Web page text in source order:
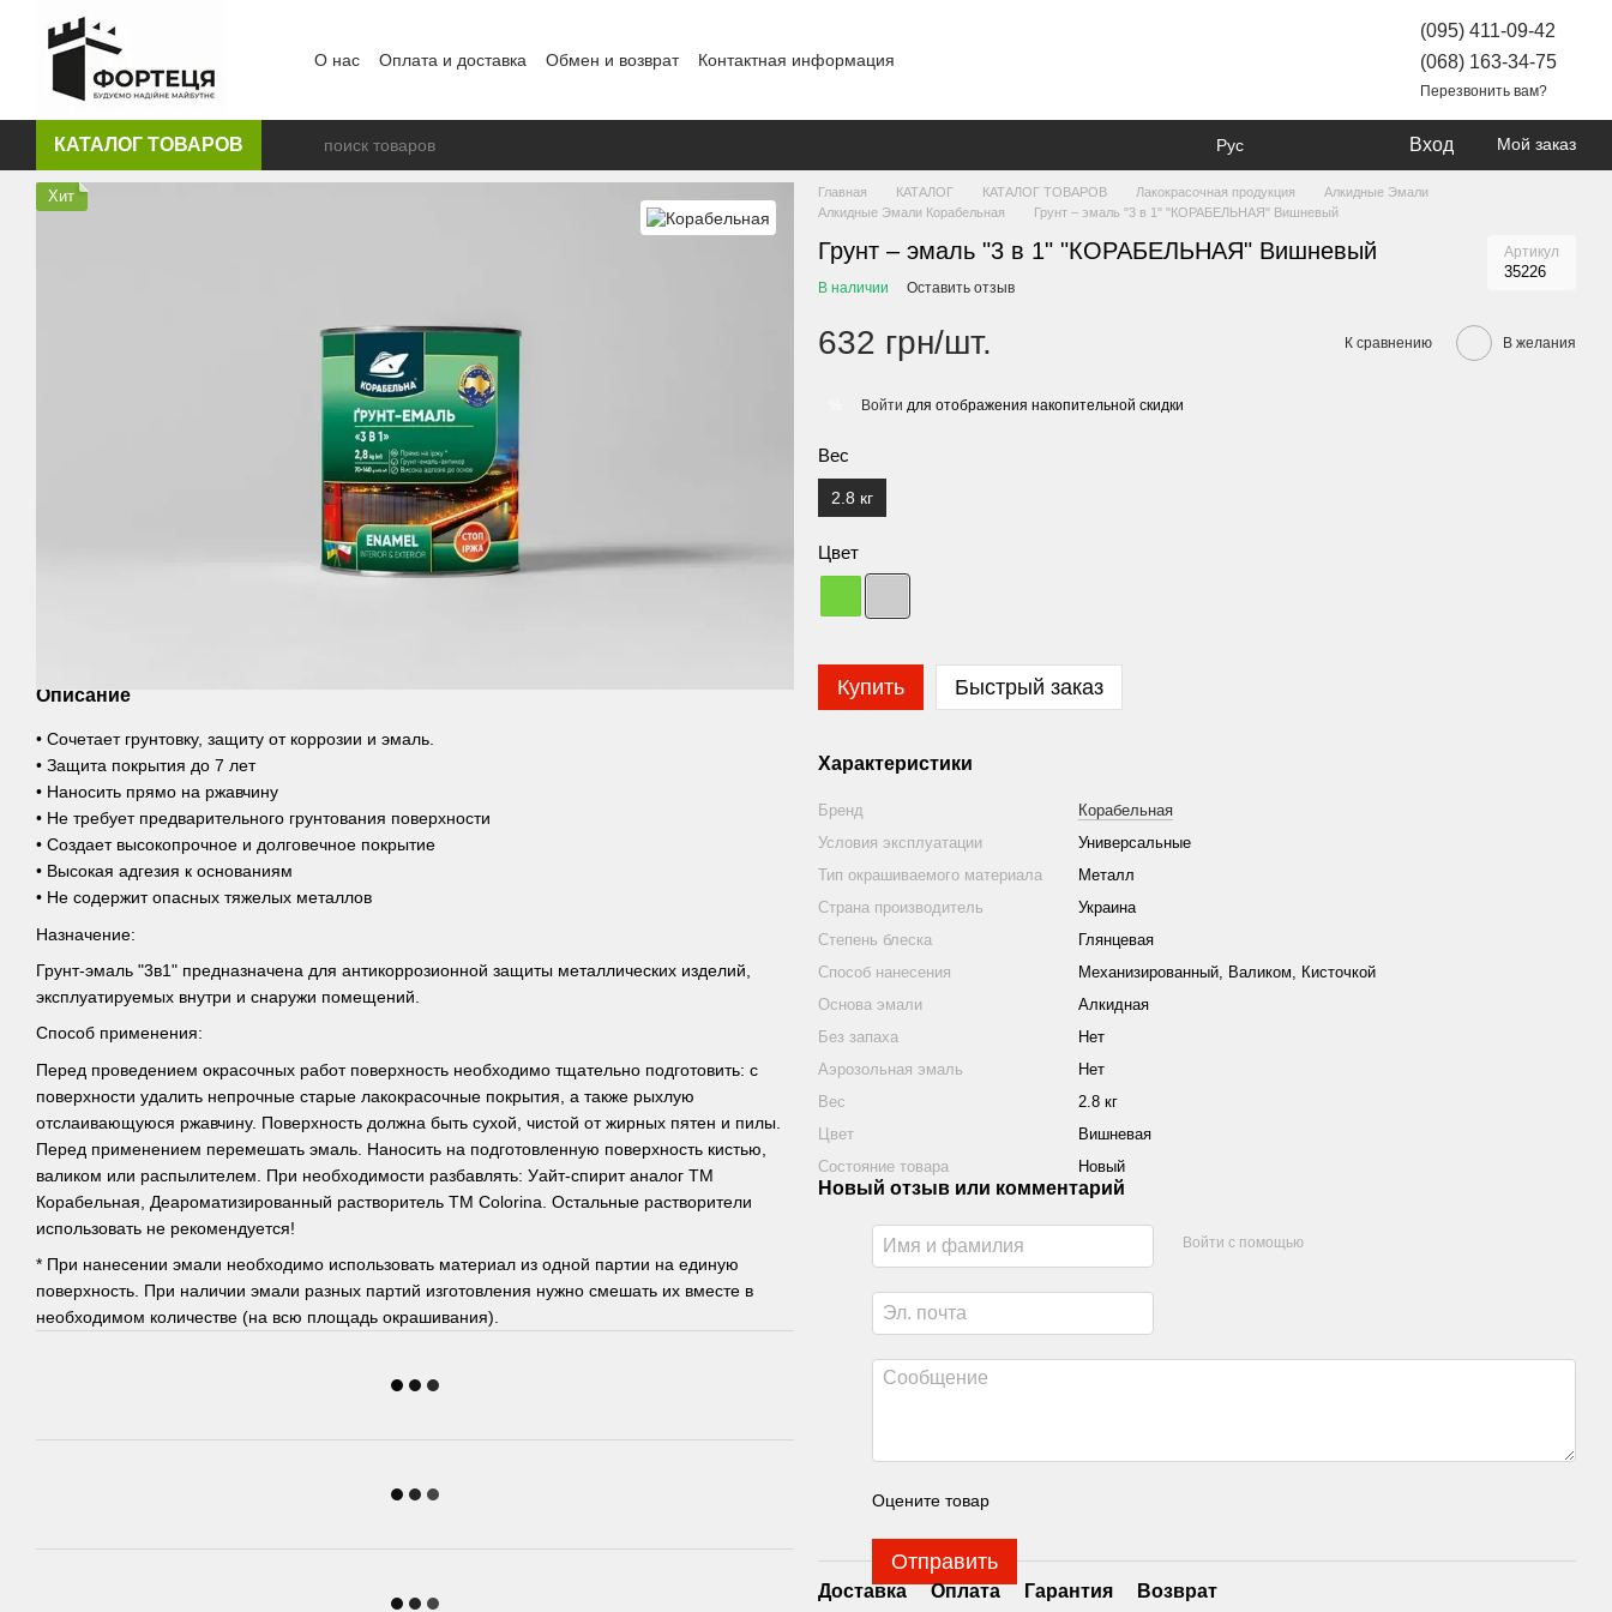
Перейти к основному контенту
О нас Оплата и доставка Обмен и возврат Контактная информация
(095) 411-09-42
(068) 163-34-75
Перезвонить вам?
КАТАЛОГ ТОВАРОВ Рус Вход Мой заказ
Хит
Описание
• Сочетает грунтовку, защиту от коррозии и эмаль.
• Защита покрытия до 7 лет
• Наносить прямо на ржавчину
• Не требует предварительного грунтования поверхности
• Создает высокопрочное и долговечное покрытие
• Высокая адгезия к основаниям
• Не содержит опасных тяжелых металлов
Назначение:
Грунт-эмаль "3в1" предназначена для антикоррозионной защиты металлических изделий,
эксплуатируемых внутри и снаружи помещений.
Способ применения:
Перед проведением окрасочных работ поверхность необходимо тщательно подготовить: с
поверхности удалить непрочные старые лакокрасочные покрытия, а также рыхлую
отслаивающуюся ржавчину. Поверхность должна быть сухой, чистой от жирных пятен и пилы.
Перед применением перемешать эмаль. Наносить на подготовленную поверхность кистью,
валиком или распылителем. При необходимости разбавлять: Уайт-спирит аналог ТМ
Корабельная, Деароматизированный растворитель ТМ Colorina. Остальные растворители
использовать не рекомендуется!
* При нанесении эмали необходимо использовать материал из одной партии на единую
поверхность. При наличии эмали разных партий изготовления нужно смешать их вместе в
необходимом количестве (на всю площадь окрашивания).
Главная КАТАЛОГ КАТАЛОГ ТОВАРОВ Лакокрасочная продукция
Алкидные Эмали
Алкидные Эмали Корабельная
Грунт – эмаль "3 в 1" "КОРАБЕЛЬНАЯ" Вишневый
Грунт – эмаль "3 в 1" "КОРАБЕЛЬНАЯ" Вишневый Артикул
35226
В наличии Оставить отзыв
632 грн/шт. К сравнению В желания
Войти для отображения накопительной скидки
Вес
2.8 кг
Цвет
Купить Быстрый заказ
Характеристики
Бренд
Корабельная
Условия эксплуатации
Универсальные
Тип окрашиваемого материала
Металл
Страна производитель
Украина
Степень блеска
Глянцевая
Способ нанесения
Механизированный, Валиком, Кисточкой
Основа эмали
Алкидная
Без запаха
Нет
Аэрозольная эмаль
Нет
Вес
2.8 кг
Цвет
Вишневая
Состояние товара
Новый
Новый отзыв или комментарий
Войти с помощью
Оцените товар
Отправить
Доставка Оплата Гарантия Возврат